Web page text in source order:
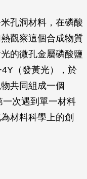
孔洞材料，在磷酸
觀察這個合成物質
的微孔金屬磷酸鹽
（發黃光），於
共同組成一個
次遇到單一材料
材料科學上的創